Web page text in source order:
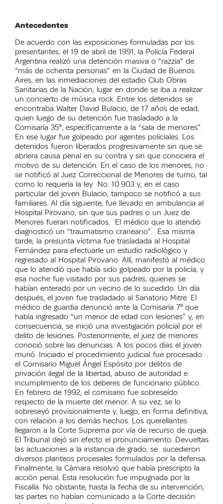
Antecedentes
De acuerdo con las exposiciones formuladas por los
presentantes, el 19 de abril de 1991, la Policía Federal
Argentina realizó una detención masiva o “razzia” de
“más de ochenta personas” en la Ciudad de Buenos
Aires, en las inmediaciones del estadio Club Obras
Sanitarias de la Nación, lugar en donde se iba a realizar
un concierto de música rock. Entre los detenidos se
encontraba Walter David Bulacio, de 17 años de edad,
quien luego de su detención fue trasladado a la
Comisaría 35a, específicamente a la “sala de menores”.
En ese lugar fue golpeado por agentes policiales. Los
detenidos fueron liberados progresivamente sin que se
abriera causa penal en su contra y sin que conociera el
motivo de su detención. En el caso de los menores, no
se notificó al Juez Correccional de Menores de turno, tal
como lo requería la ley No. 10.903 y, en el caso
particular del joven Bulacio, tampoco se notificó a sus
familiares. Al día siguiente, fue llevado en ambulancia al
Hospital Pirovano, sin que sus padres o un Juez de
Menores fueran notificados. El médico que lo atendió
diagnosticó un “traumatismo craneano”. Esa misma
tarde, la presunta víctima fue trasladada al Hospital
Fernández para efectuarle un estudio radiológico y
regresado al Hospital Pirovano. Allí, manifestó al médico
que lo atendió que había sido golpeado por la policía, y
esa noche fue visitado por sus padres, quienes se
habían enterado por un vecino de lo sucedido. Un día
después, el joven fue trasladado al Sanatorio Mitre. El
médico de guardia denunció ante la Comisaría 7a que
había ingresado “un menor de edad con lesiones” y, en
consecuencia, se inició una investigación policial por el
delito de lesiones. Posteriormente, el juez de menores
conoció sobre las denuncias. A los pocos días el joven
murió. Iniciado el procedimiento judicial fue procesado
el Comisario Miguel Ángel Espósito por delitos de
privación ilegal de la libertad, abuso de autoridad e
incumplimiento de los deberes de funcionario público.
En febrero de 1992, el comisario fue sobreseído
respecto de la muerte del menor. A su vez, se lo
sobreseyó provisionalmente y, luego, en forma definitiva,
con relación a los demás hechos. Los querellantes
llegaron a la Corte Suprema por vía de recurso de queja.
El Tribunal dejó sin efecto el pronunciamiento. Devueltas
las actuaciones a la instancia de grado, se sucedieron
diversos planteos procesales formulados por la defensa.
Finalmente, la Cámara resolvió que había prescripto la
acción penal. Esta resolución fue impugnada por la
Fiscalía. No obstante, hasta la fecha de su intervención,
las partes no habían comunicado a la Corte decisión